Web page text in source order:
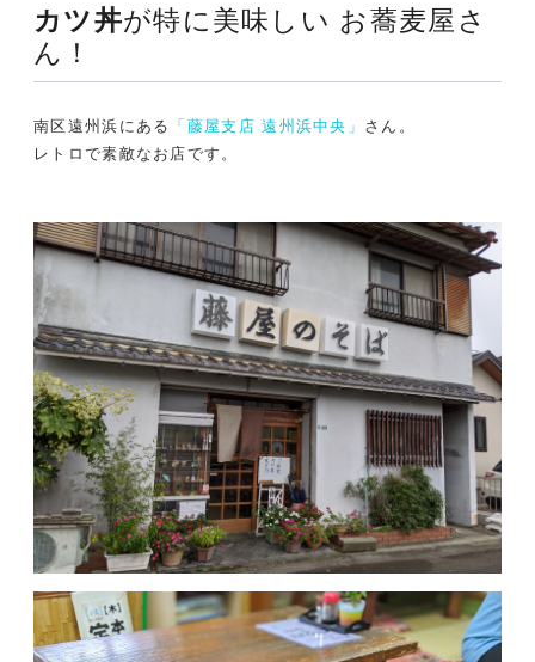
カツ丼が特に美味しい お蕎麦屋さ
ん！
南区遠州浜にある 「藤屋支店 遠州浜中央」 さん。
レトロで素敵なお店です。